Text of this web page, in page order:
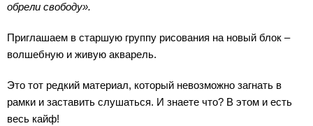
обрели свободу».
Приглашаем в старшую группу рисования на новый блок –
волшебную и живую акварель.
Это тот редкий материал, который невозможно загнать в
рамки и заставить слушаться. И знаете что? В этом и есть
весь кайф!